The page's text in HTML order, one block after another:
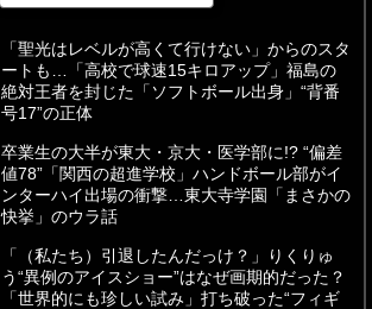
「聖光はレベルが高くて行けない」からのスタ
ートも…「高校で球速15キロアップ」福島の
絶対王者を封じた「ソフトボール出身」“背番
号17”の正体
卒業生の大半が東大・京大・医学部に!? “偏差
値78”「関西の超進学校」ハンドボール部がイ
ンターハイ出場の衝撃…東大寺学園「まさかの
快挙」のウラ話
「（私たち）引退したんだっけ？」りくりゅ
う“異例のアイスショー”はなぜ画期的だった？
「世界的にも珍しい試み」打ち破った“フィギ